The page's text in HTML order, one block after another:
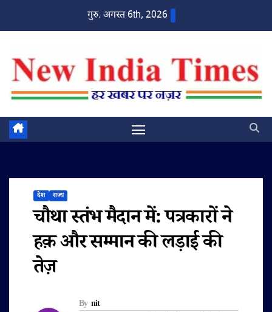
गुरु. अगस्त 6th, 2026
देश राज्य
चौथा स्तंभ मैदान में: पत्रकारों ने
हक़ और सम्मान की लड़ाई की
तेज़
By nit